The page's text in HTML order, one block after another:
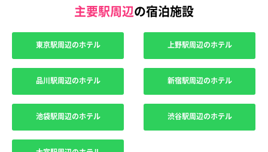
主要駅周辺の宿泊施設
東京駅周辺のホテル 上野駅周辺のホテル
品川駅周辺のホテル 新宿駅周辺のホテル
池袋駅周辺のホテル 渋谷駅周辺のホテル